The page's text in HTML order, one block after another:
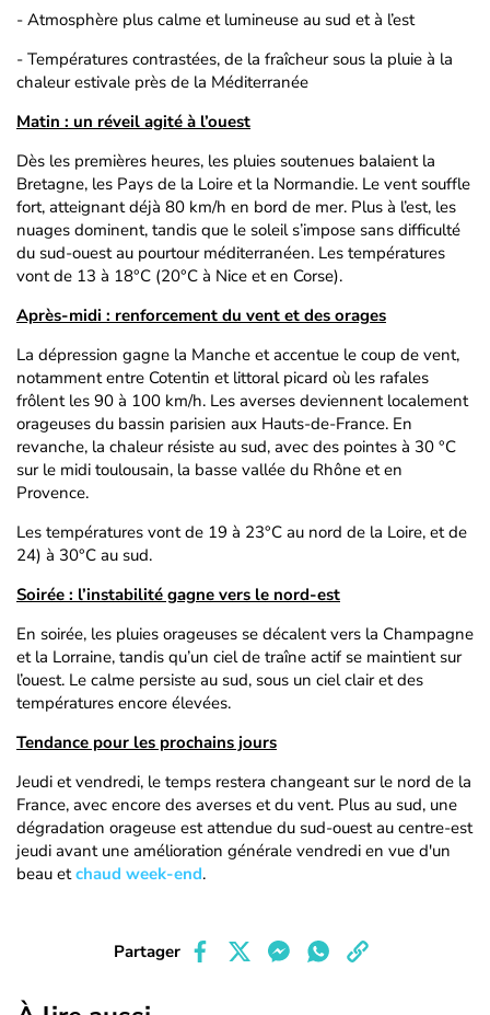
- Atmosphère plus calme et lumineuse au sud et à l’est
- Températures contrastées, de la fraîcheur sous la pluie à la
chaleur estivale près de la Méditerranée
Matin : un réveil agité à l’ouest
Dès les premières heures, les pluies soutenues balaient la
Bretagne, les Pays de la Loire et la Normandie. Le vent souffle
fort, atteignant déjà 80 km/h en bord de mer. Plus à l’est, les
nuages dominent, tandis que le soleil s’impose sans difficulté
du sud-ouest au pourtour méditerranéen. Les températures
vont de 13 à 18°C (20°C à Nice et en Corse).
Après-midi : renforcement du vent et des orages
La dépression gagne la Manche et accentue le coup de vent,
notamment entre Cotentin et littoral picard où les rafales
frôlent les 90 à 100 km/h. Les averses deviennent localement
orageuses du bassin parisien aux Hauts-de-France. En
revanche, la chaleur résiste au sud, avec des pointes à 30 °C
sur le midi toulousain, la basse vallée du Rhône et en
Provence.
Les températures vont de 19 à 23°C au nord de la Loire, et de
24) à 30°C au sud.
Soirée : l’instabilité gagne vers le nord-est
En soirée, les pluies orageuses se décalent vers la Champagne
et la Lorraine, tandis qu’un ciel de traîne actif se maintient sur
l’ouest. Le calme persiste au sud, sous un ciel clair et des
températures encore élevées.
Tendance pour les prochains jours
Jeudi et vendredi, le temps restera changeant sur le nord de la
France, avec encore des averses et du vent. Plus au sud, une
dégradation orageuse est attendue du sud-ouest au centre-est
jeudi avant une amélioration générale vendredi en vue d'un
beau etchaud week-end.
Partager